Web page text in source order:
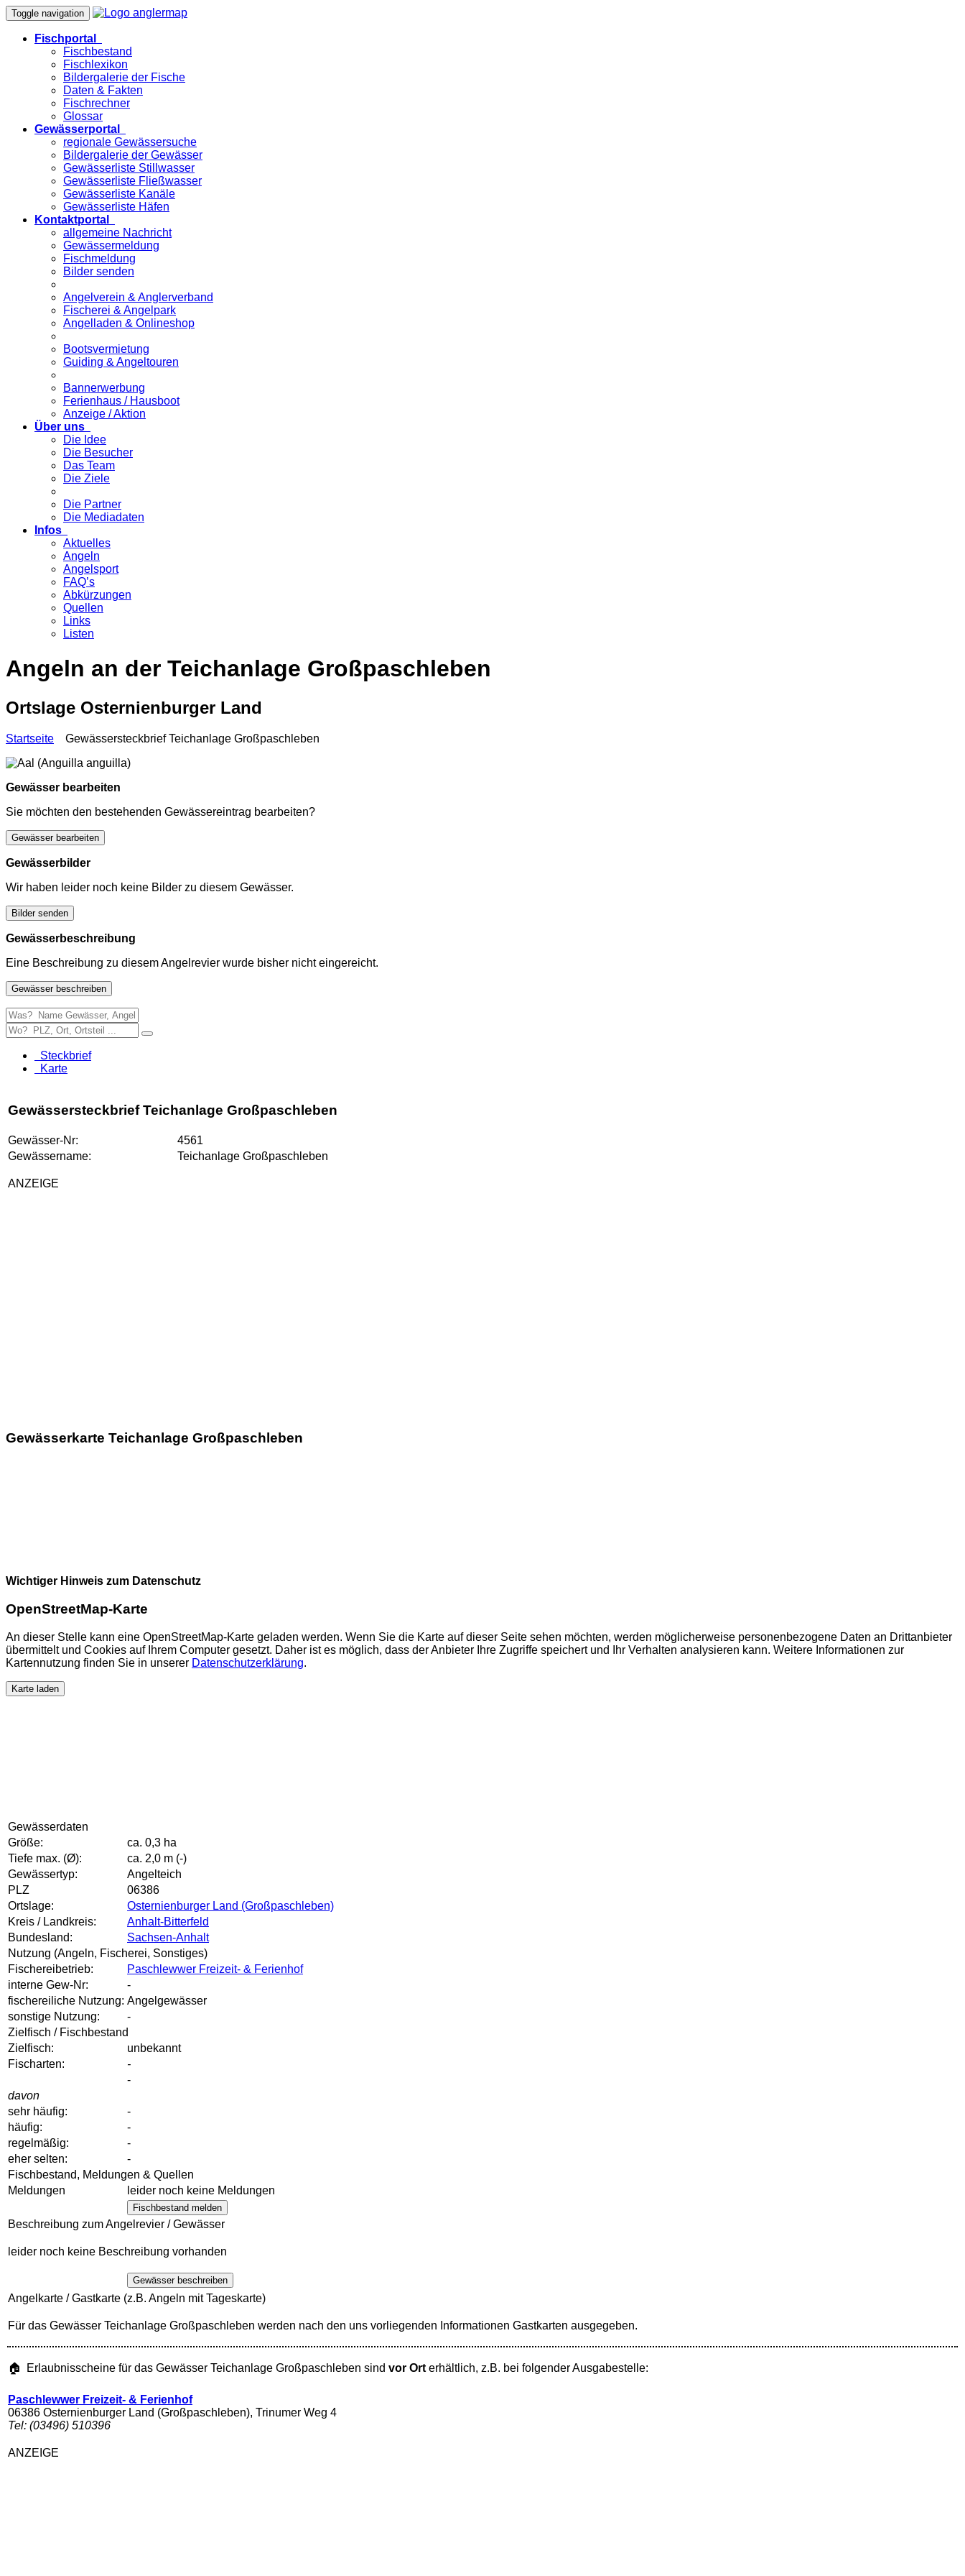
Toggle navigation
Fischportal
Fischbestand
Fischlexikon
Bildergalerie der Fische
Daten & Fakten
Fischrechner
Glossar
Gewässerportal
regionale Gewässersuche
Bildergalerie der Gewässer
Gewässerliste Stillwasser
Gewässerliste Fließwasser
Gewässerliste Kanäle
Gewässerliste Häfen
Kontaktportal
allgemeine Nachricht
Gewässermeldung
Fischmeldung
Bilder senden
Angelverein & Anglerverband
Fischerei & Angelpark
Angelladen & Onlineshop
Bootsvermietung
Guiding & Angeltouren
Bannerwerbung
Ferienhaus / Hausboot
Anzeige / Aktion
Über uns
Die Idee
Die Besucher
Das Team
Die Ziele
Die Partner
Die Mediadaten
Infos
Aktuelles
Angeln
Angelsport
FAQ’s
Abkürzungen
Quellen
Links
Listen
Angeln an der Teichanlage Großpaschleben
Ortslage Osternienburger Land
Startseite Gewässersteckbrief Teichanlage Großpaschleben
Gewässer bearbeiten
Sie möchten den bestehenden Gewässereintrag bearbeiten?
Gewässer bearbeiten
Gewässerbilder
Wir haben leider noch keine Bilder zu diesem Gewässer.
Bilder senden
Gewässerbeschreibung
Eine Beschreibung zu diesem Angelrevier wurde bisher nicht eingereicht.
Gewässer beschreiben
Steckbrief
Karte
Gewässersteckbrief Teichanlage Großpaschleben
Gewässer-Nr:
4561
Gewässername:
Teichanlage Großpaschleben
ANZEIGE
Gewässerkarte Teichanlage Großpaschleben
Wichtiger Hinweis zum Datenschutz
OpenStreetMap-Karte
An dieser Stelle kann eine OpenStreetMap-Karte geladen werden. Wenn Sie die Karte auf dieser Seite sehen möchten, werden möglicherweise personenbezogene Daten an Drittanbieter
übermittelt und Cookies auf Ihrem Computer gesetzt. Daher ist es möglich, dass der Anbieter Ihre Zugriffe speichert und Ihr Verhalten analysieren kann. Weitere Informationen zur
Kartennutzung finden Sie in unserer Datenschutzerklärung.
Karte laden
Gewässerdaten
Größe:
ca. 0,3 ha
Tiefe max. (Ø):
ca. 2,0 m (-)
Gewässertyp:
Angelteich
PLZ
06386
Ortslage:
Osternienburger Land (Großpaschleben)
Kreis / Landkreis:
Anhalt-Bitterfeld
Bundesland:
Sachsen-Anhalt
Nutzung (Angeln, Fischerei, Sonstiges)
Fischereibetrieb:
Paschlewwer Freizeit- & Ferienhof
interne Gew-Nr:
-
fischereiliche Nutzung: Angelgewässer
sonstige Nutzung:
-
Zielfisch / Fischbestand
Zielfisch:
unbekannt
Fischarten:
-
-
davon
sehr häufig:
-
häufig:
-
regelmäßig:
-
eher selten:
-
Fischbestand, Meldungen & Quellen
Meldungen
leider noch keine Meldungen
Fischbestand melden
Beschreibung zum Angelrevier / Gewässer
leider noch keine Beschreibung vorhanden
Gewässer beschreiben
Angelkarte / Gastkarte (z.B. Angeln mit Tageskarte)
Für das Gewässer Teichanlage Großpaschleben werden nach den uns vorliegenden Informationen Gastkarten ausgegeben.
🏠 Erlaubnisscheine für das Gewässer Teichanlage Großpaschleben sind vor Ort erhältlich, z.B. bei folgender Ausgabestelle:
Paschlewwer Freizeit- & Ferienhof
06386 Osternienburger Land (Großpaschleben), Trinumer Weg 4
Tel: (03496) 510396
ANZEIGE